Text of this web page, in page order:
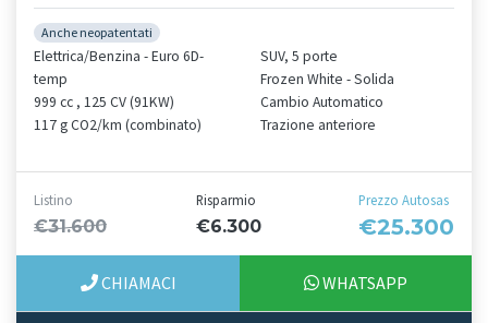
Anche neopatentati
Elettrica/Benzina - Euro 6D-
temp
999 cc , 125 CV (91KW)
117 g CO2/km (combinato)
SUV, 5 porte
Frozen White - Solida
Cambio Automatico
Trazione anteriore
Listino
€31.600
Risparmio
€6.300
Prezzo Autosas
€25.300
CHIAMACI WHATSAPP